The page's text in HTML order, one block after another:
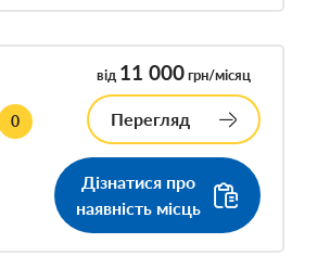
0
від 11 000грн/місяц
Перегляд
Дізнатися про
наявність місць